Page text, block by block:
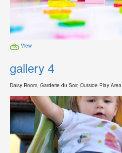
View
gallery 4
Daisy Room, Garderie du Soir, Outside Play Area